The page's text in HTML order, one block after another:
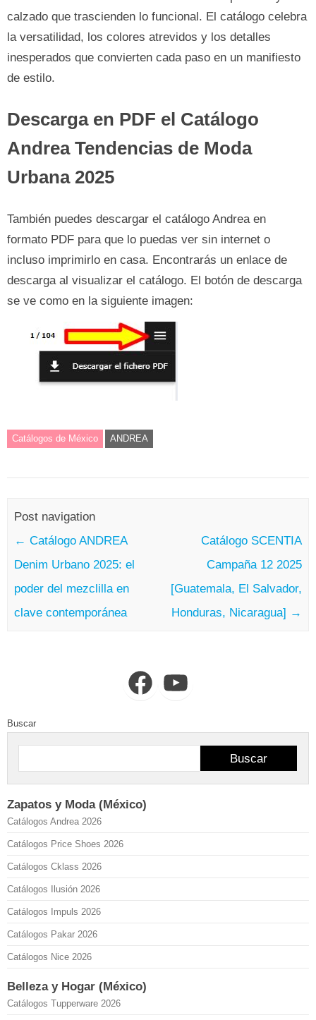
calzado que trascienden lo funcional. El catálogo celebra
la versatilidad, los colores atrevidos y los detalles
inesperados que convierten cada paso en un manifiesto
de estilo.
Descarga en PDF el Catálogo
Andrea Tendencias de Moda
Urbana 2025
También puedes descargar el catálogo Andrea en
formato PDF para que lo puedas ver sin internet o
incluso imprimirlo en casa. Encontrarás un enlace de
descarga al visualizar el catálogo. El botón de descarga
se ve como en la siguiente imagen:
Catálogos de México ANDREA
Post navigation
← Catálogo ANDREA
Denim Urbano 2025: el
poder del mezclilla en
clave contemporánea
Catálogo SCENTIA
Campaña 12 2025
[Guatemala, El Salvador,
Honduras, Nicaragua] →
FacebookYouTube
Buscar
Buscar
Zapatos y Moda (México)
Catálogos Andrea 2026
Catálogos Price Shoes 2026
Catálogos Cklass 2026
Catálogos Ilusión 2026
Catálogos Impuls 2026
Catálogos Pakar 2026
Catálogos Nice 2026
Belleza y Hogar (México)
Catálogos Tupperware 2026